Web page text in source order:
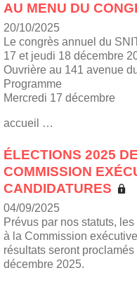
AU MENU DU
20/10/2025
Le congrès annuel du
17 et jeudi 18 décembre
Ouvrière au 141 avenue
Programme
Mercredi 17 décembre
accueil …
ÉLECTIONS 2025
COMMISSION
CANDIDATURES
04/09/2025
Prévus par nos statuts,
à la Commission
résultats seront
décembre 2025.